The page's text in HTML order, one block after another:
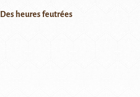
Des heures feutrées